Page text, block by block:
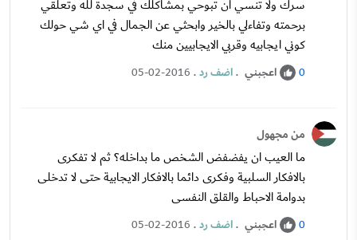
سرك ولا تنسي ان تبوحي بمشاكلك في سجدة لله وتعلقي
برحمته وتفاءلي بالخير وابحثي عن الجمال في اي شي حولك
كوني ايجابيه وقربي الايجابيين منك
0 اعجبني .اضف رد.
05-02-2016
من مجهول
ما العيب ان يفضفض الشخص ما بداخله؟ ثم لا تفكرى
بالافكار السلبية وفكرى دائما بالافكار الايجابية حتى لا تدخلى
بدوامة الاحباط والقلق النفسى
0 اعجبني .اضف رد.
05-02-2016